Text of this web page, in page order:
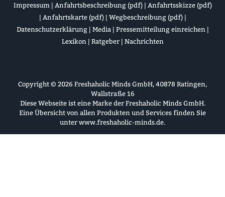
Impressum | Anfahrtsbeschreibung (pdf)| Anfahrtsskizze (pdf)
| Anfahrtskarte (pdf)| Wegbeschreibung (pdf)|
Datenschutzerklärung| Media | Pressemitteilung einreichen |
Lexikon | Ratgeber| Nachrichten
Copyright © 2026 Freshaholic Minds GmbH, 40878 Ratingen,
Wallstraße 16
Diese Webseite ist eine Marke der Freshaholic Minds GmbH.
Eine Übersicht von allen Produkten und Services finden Sie
unter www.freshaholic-minds.de.